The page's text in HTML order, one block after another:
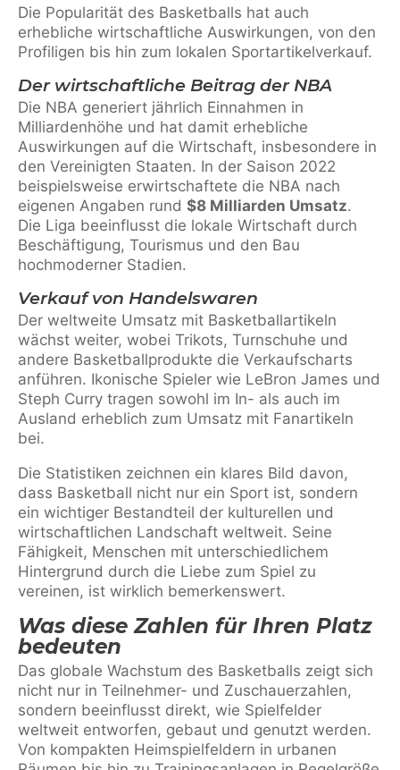
Die Popularität des Basketballs hat auch
erhebliche wirtschaftliche Auswirkungen, von den
Profiligen bis hin zum lokalen Sportartikelverkauf.
Der wirtschaftliche Beitrag der NBA
Die NBA generiert jährlich Einnahmen in
Milliardenhöhe und hat damit erhebliche
Auswirkungen auf die Wirtschaft, insbesondere in
den Vereinigten Staaten. In der Saison 2022
beispielsweise erwirtschaftete die NBA nach
eigenen Angaben rund $8 Milliarden Umsatz.
Die Liga beeinflusst die lokale Wirtschaft durch
Beschäftigung, Tourismus und den Bau
hochmoderner Stadien.
Verkauf von Handelswaren
Der weltweite Umsatz mit Basketballartikeln
wächst weiter, wobei Trikots, Turnschuhe und
andere Basketballprodukte die Verkaufscharts
anführen. Ikonische Spieler wie LeBron James und
Steph Curry tragen sowohl im In- als auch im
Ausland erheblich zum Umsatz mit Fanartikeln
bei.
Die Statistiken zeichnen ein klares Bild davon,
dass Basketball nicht nur ein Sport ist, sondern
ein wichtiger Bestandteil der kulturellen und
wirtschaftlichen Landschaft weltweit. Seine
Fähigkeit, Menschen mit unterschiedlichem
Hintergrund durch die Liebe zum Spiel zu
vereinen, ist wirklich bemerkenswert.
Was diese Zahlen für Ihren Platz
bedeuten
Das globale Wachstum des Basketballs zeigt sich
nicht nur in Teilnehmer- und Zuschauerzahlen,
sondern beeinflusst direkt, wie Spielfelder
weltweit entworfen, gebaut und genutzt werden.
Von kompakten Heimspielfeldern in urbanen